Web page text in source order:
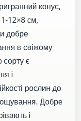
конус,
12×8 см,
добре
в свіжому
сорту є
і
рослин до
Добре
і